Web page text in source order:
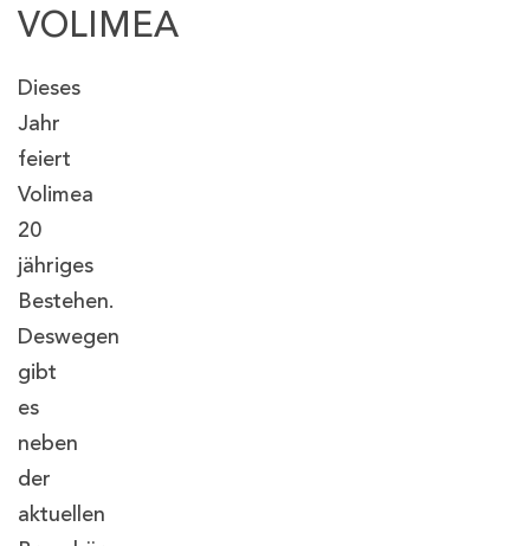
VOLIMEA
Dieses
Jahr
feiert
Volimea
20
jähriges
Bestehen.
Deswegen
gibt
es
neben
der
aktuellen